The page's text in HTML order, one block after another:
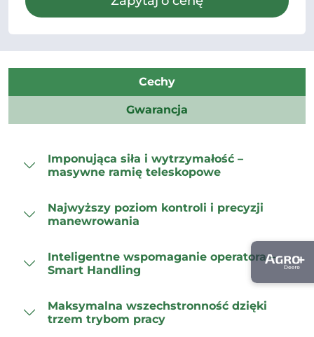
Cechy
Gwarancja
Imponująca siła i wytrzymałość –
masywne ramię teleskopowe
Najwyższy poziom kontroli i precyzji
manewrowania
Inteligentne wspomaganie operatora –
Smart Handling
Maksymalna wszechstronność dzięki
trzem trybom pracy